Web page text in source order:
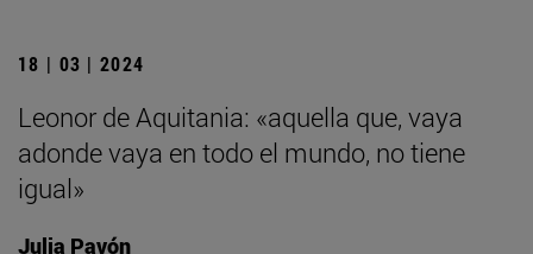
18 | 03 | 2024
Leonor de Aquitania: «aquella que, vaya
adonde vaya en todo el mundo, no tiene
igual»
Julia Pavón